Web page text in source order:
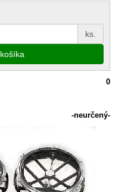
ks.
0
-neurčený-